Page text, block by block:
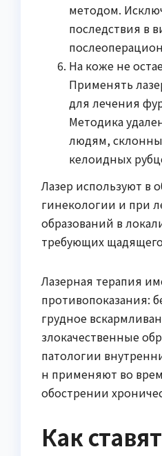
методом.
последствия в
На коже не
Применять
для лечения
Методика
людям,
келоидных
Лазер используют в
гинекологии и при
образований в
требующих
Лазерная терапия
противопоказания:
грудное
злокачественные
патологии
н применяют во
обострении
Как